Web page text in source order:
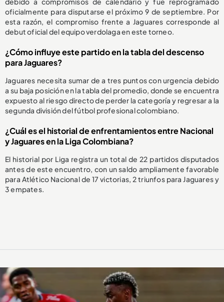
oficialmente para disputarse el próximo 9 de septiembre. Por
esta razón, el compromiso frente a Jaguares corresponde al
debut oficial del equipo verdolaga en este torneo.
¿Cómo influye este partido en la tabla del descenso
para Jaguares?
Jaguares necesita sumar de a tres puntos con urgencia debido
a su baja posición en la tabla del promedio, donde se encuentra
expuesto al riesgo directo de perder la categoría y regresar a la
segunda división del fútbol profesional colombiano.
¿Cuál es el historial de enfrentamientos entre Nacional
y Jaguares en la Liga Colombiana?
El historial por Liga registra un total de 22 partidos disputados
antes de este encuentro, con un saldo ampliamente favorable
para Atlético Nacional de 17 victorias, 2 triunfos para Jaguares y
3 empates.